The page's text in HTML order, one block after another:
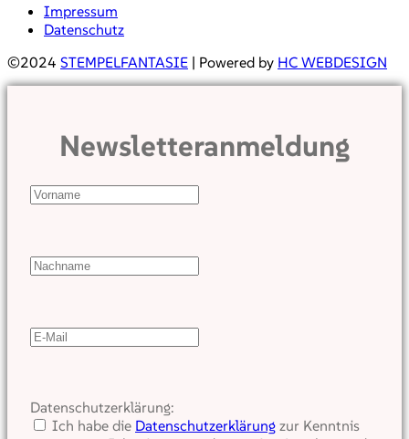
Impressum
Datenschutz
©2024 STEMPELFANTASIE | Powered by HC WEBDESIGN
Newsletteranmeldung
Datenschutzerklärung:
Ich habe die Datenschutzerklärung zur Kenntnis